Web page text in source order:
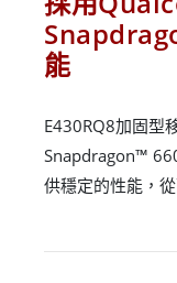
能
E430RQ8加固型
Snapdragon™
供穩定的性能，